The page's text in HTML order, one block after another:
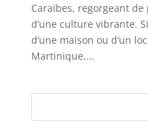
Caraïbes, regorgeant
d’une culture vibrante.
d’une maison ou d’un
Martinique,...